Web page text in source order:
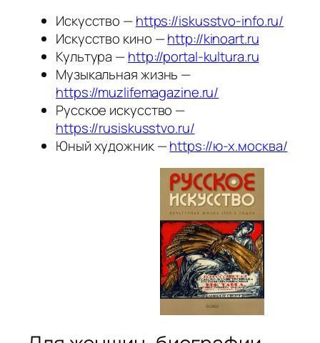
Искусство —https://iskusstvo-info.ru/
Искусство кино —http://kinoart.ru
Культура —http://portal-kultura.ru
Музыкальная жизнь —
https://muzlifemagazine.ru/
Русское искусство —
https://rusiskusstvo.ru/
Юный художник —https://ю-х.москва/